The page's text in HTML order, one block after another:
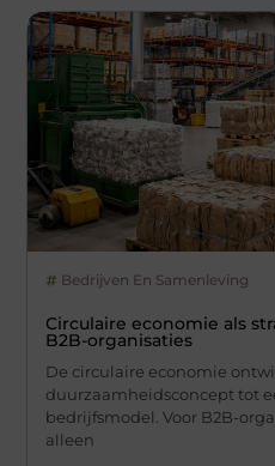
Bedrijven En Samenleving
Circulaire economie als
B2B-organisaties
De circulaire economie
duurzaamheidsconcept tot
bedrijfsmodel. Voor B2B-
alleen